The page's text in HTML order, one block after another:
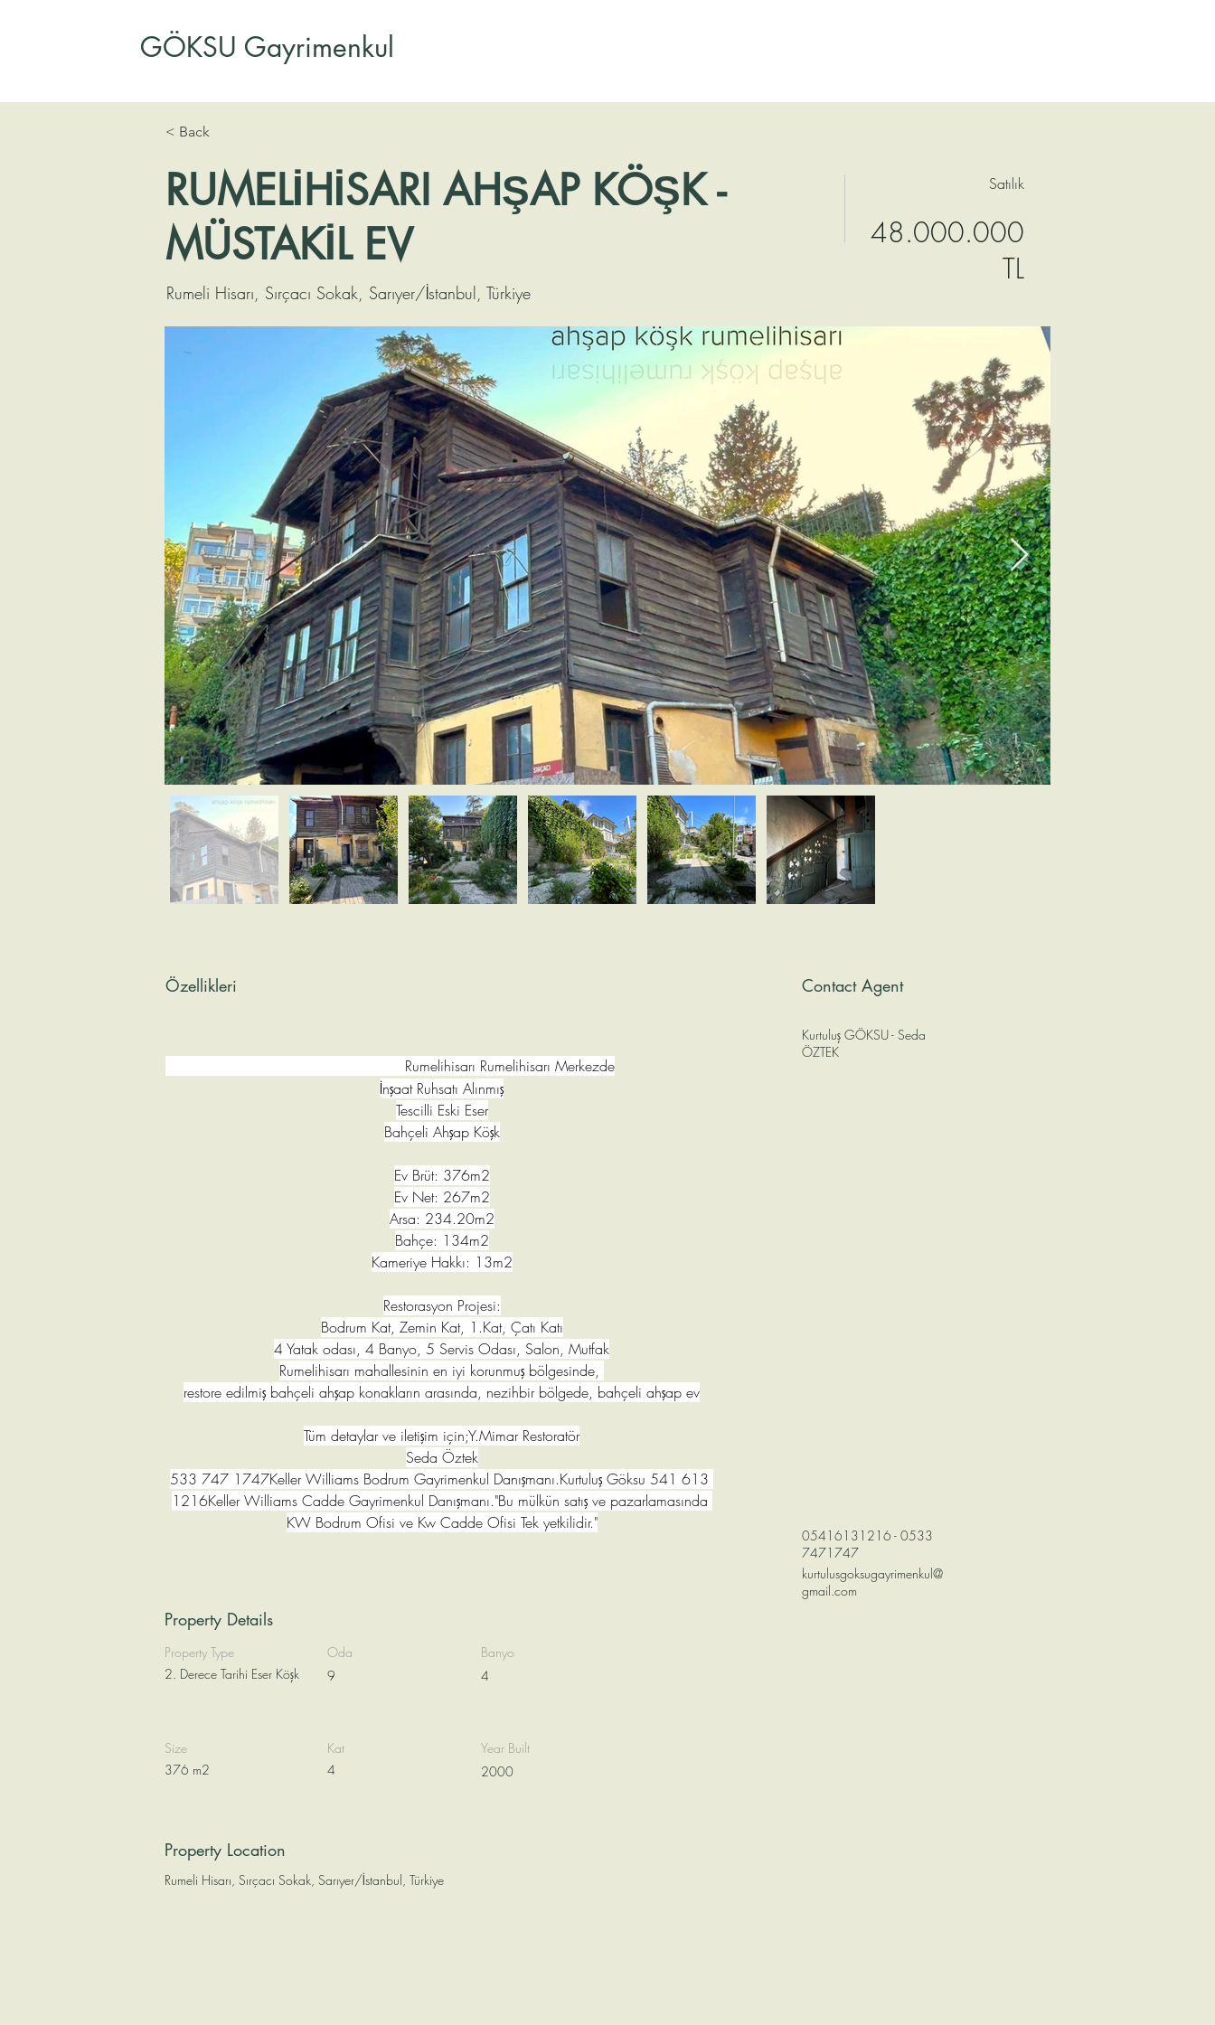
GÖKSU Gayrimenkul
< Back
RUMELİHİSARI AHŞAP KÖŞK -
MÜSTAKİL EV
Rumeli Hisarı, Sırçacı Sokak, Sarıyer/İstanbul, Türkiye
Satılık
48.000.000
TL
Özellikleri
                                                     Rumelihisarı Rumelihisarı Merkezde
İnşaat Ruhsatı Alınmış
Tescilli Eski Eser
Bahçeli Ahşap Köşk
Ev Brüt: 376m2
Ev Net: 267m2
Arsa: 234.20m2
Bahçe: 134m2
Kameriye Hakkı: 13m2
Restorasyon Projesi:
Bodrum Kat, Zemin Kat, 1.Kat, Çatı Katı
4 Yatak odası, 4 Banyo, 5 Servis Odası, Salon, Mutfak
Rumelihisarı mahallesinin en iyi korunmuş bölgesinde,
restore edilmiş bahçeli ahşap konakların arasında, nezihbir bölgede, bahçeli ahşap ev
Tüm detaylar ve iletişim için;Y.Mimar Restoratör
Seda Öztek
533 747 1747Keller Williams Bodrum Gayrimenkul Danışmanı.Kurtuluş Göksu 541 613
1216Keller Williams Cadde Gayrimenkul Danışmanı."Bu mülkün satış ve pazarlamasında
KW Bodrum Ofisi ve Kw Cadde Ofisi Tek yetkilidir."
Contact Agent
Kurtuluş GÖKSU - Seda
ÖZTEK
05416131216 - 0533
7471747
kurtulusgoksugayrimenkul@
gmail.com
Property Details
Property Type
2. Derece Tarihi Eser Köşk
Oda
9
Banyo
4
Size
376 m2
Kat
4
Year Built
2000
Property Location
Rumeli Hisarı, Sırçacı Sokak, Sarıyer/İstanbul, Türkiye